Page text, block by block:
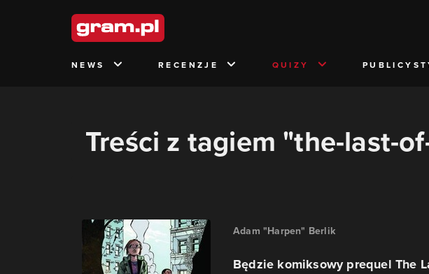
NEWS RECENZJE QUIZY
Treści z tagiem "the-last-
Adam "Harpen" Berlik
Będzie komiksowy prequel The